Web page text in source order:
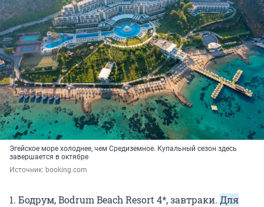
Эгейское море холоднее, чем Средиземное. Купальный сезон здесь
завершается в октябре
Источник: booking.com
1. Бодрум, Bodrum Beach Resort 4*, завтраки. Для